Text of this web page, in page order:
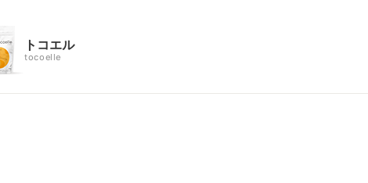
トコエル
tocoelle